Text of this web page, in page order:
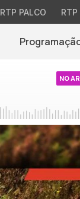
RTP PALCO RTP
NO AR